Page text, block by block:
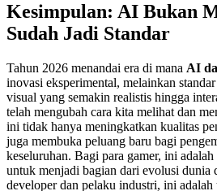
Kesimpulan: AI Bukan
Sudah Jadi Standar
Tahun 2026 menandai era di mana AI
inovasi eksperimental, melainkan
visual yang semakin realistis hingga
telah mengubah cara kita melihat dan
ini tidak hanya meningkatkan kualitas
juga membuka peluang baru bagi
keseluruhan. Bagi para gamer, ini
untuk menjadi bagian dari evolusi dunia
developer dan pelaku industri, ini adalah